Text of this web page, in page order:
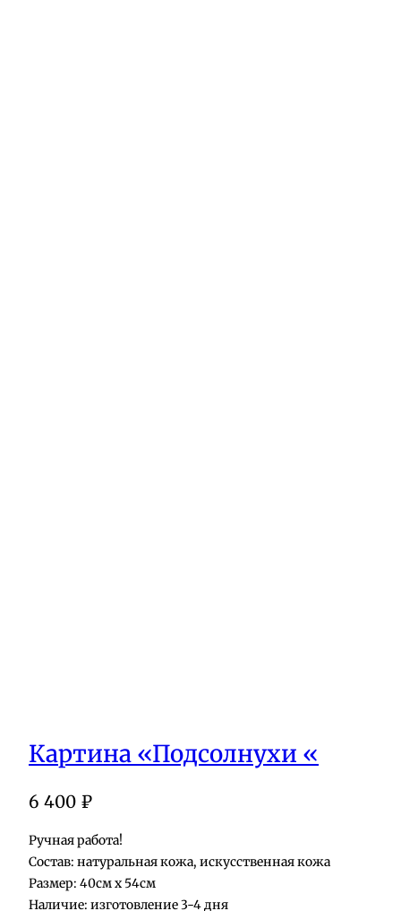
Картина «Подсолнухи «
6 400 ₽
Ручная работа!
Состав: натуральная кожа, искусственная кожа
Размер: 40см х 54см
Наличие: изготовление 3-4 дня